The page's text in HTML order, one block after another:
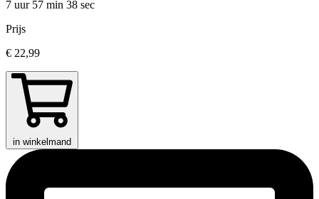
7 uur 57 min 38 sec
Prijs
€ 22,99
in winkelmand